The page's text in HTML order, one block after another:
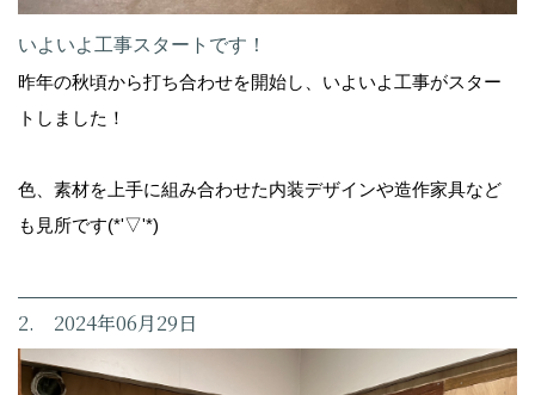
いよいよ工事スタートです！
昨年の秋頃から打ち合わせを開始し、いよいよ工事がスター
トしました！
色、素材を上手に組み合わせた内装デザインや造作家具など
も見所です(*'▽'*)
2. 2024年06月29日